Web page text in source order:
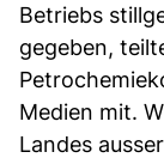
Betriebs
gegeben,
Medien mit.
Landes